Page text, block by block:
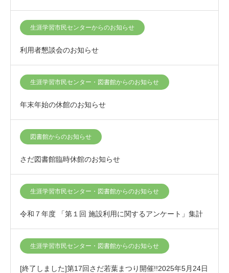
生涯学習市民センターからのお知らせ
利用者懇談会のお知らせ
生涯学習市民センター・図書館からのお知らせ
年末年始の休館のお知らせ
図書館からのお知らせ
さだ図書館臨時休館のお知らせ
生涯学習市民センター・図書館からのお知らせ
令和７年度 「第１回 施設利用に関するアンケート」集計
結果について
生涯学習市民センター・図書館からのお知らせ
[終了しました]第17回さだ若葉まつり開催!!2025年5月24日